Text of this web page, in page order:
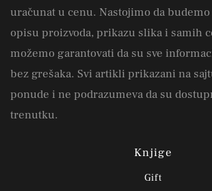
uračunat u cenu. Nastojimo da
opisu proizvoda, prikazu slika i samih
možemo garantovati da su sve
bez grešaka. Svi artikli prikazani na
ponude i ne podrazumeva da su
trenutku.
Knjige
Gift